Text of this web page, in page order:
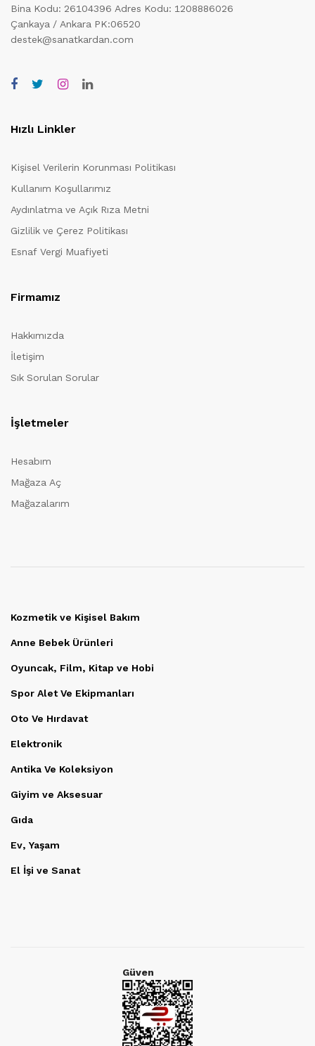
Bina Kodu: 26104396 Adres Kodu: 1208886026
Çankaya / Ankara PK:06520
destek@sanatkardan.com
Hızlı Linkler
Kişisel Verilerin Korunması Politikası
Kullanım Koşullarımız
Aydınlatma ve Açık Rıza Metni
Gizlilik ve Çerez Politikası
Esnaf Vergi Muafiyeti
Firmamız
Hakkımızda
İletişim
Sık Sorulan Sorular
İşletmeler
Hesabım
Mağaza Aç
Mağazalarım
Kozmetik ve Kişisel Bakım
Anne Bebek Ürünleri
Oyuncak, Film, Kitap ve Hobi
Spor Alet Ve Ekipmanları
Oto Ve Hırdavat
Elektronik
Antika Ve Koleksiyon
Giyim ve Aksesuar
Gıda
Ev, Yaşam
El İşi ve Sanat
Güven